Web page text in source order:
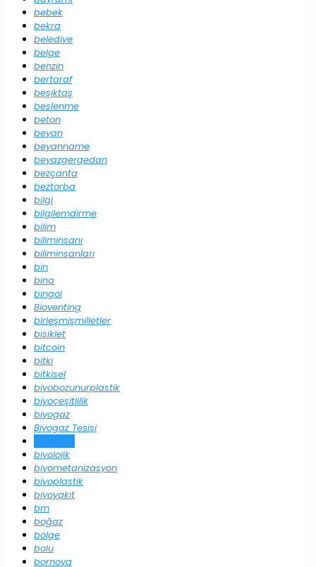
bebek
bekra
belediye
belge
benzin
bertaraf
beşiktaş
beslenme
beton
beyan
beyanname
beyazgergedan
bezçanta
beztorba
bilgi
bilgilemdirme
bilim
biliminsanı
biliminsanları
bin
bina
bingöl
Bioventing
birleşmişmilletler
bisiklet
bitcoin
bitki
bitkisel
biyobozunurplastik
biyoçeşitlilik
biyogaz
Biyogaz Tesisi
biyolojik
biyometanizasyon
biyoplastik
biyoyakıt
bm
boğaz
bölge
bolu
bornova